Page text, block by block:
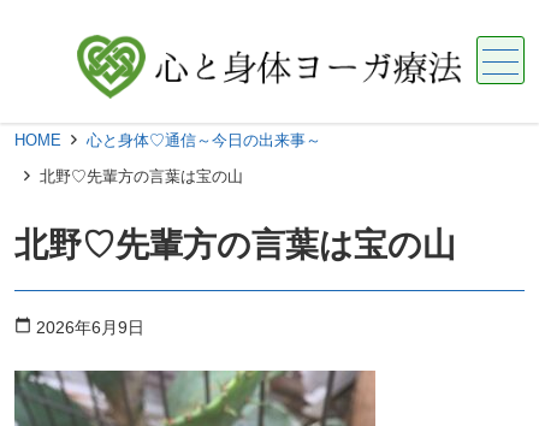
メニュー
HOME
心と身体♡通信～今日の出来事～
北野♡先輩方の言葉は宝の山
北野♡先輩方の言葉は宝の山
calendar_today 2026年6月9日